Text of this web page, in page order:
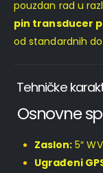
pouzdan rad u
pin transducer
od standardnih
Tehničke
Osnovne
Zaslon: 5″
Ugrađeni